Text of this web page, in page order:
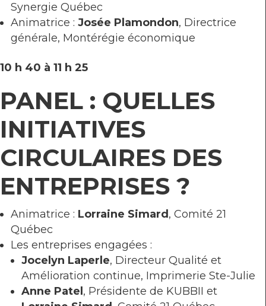
Synergie Québec
Animatrice : Josée Plamondon, Directrice
générale, Montérégie économique
10 h 40 à 11 h 25
PANEL : QUELLES
INITIATIVES
CIRCULAIRES DES
ENTREPRISES ?
Animatrice : Lorraine Simard , Comité 21
Québec
Les entreprises engagées :
Jocelyn Laperle, Directeur Qualité et
Amélioration continue, Imprimerie Ste-Julie
Anne Patel , Présidente de KUBBII et